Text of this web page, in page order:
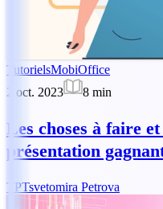
TutorielsMobiOffice
2 oct. 2023
8 min
Les choses à faire
présentation
TPTsvetomira Petrova